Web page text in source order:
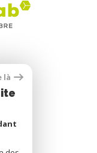
là